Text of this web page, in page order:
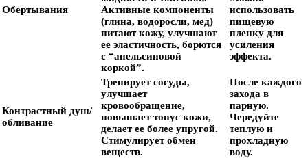
Обертывания
Активные компоненты
(глина, водоросли, мед)
питают кожу, улучшают
ее эластичность, борются
с “апельсиновой
коркой”.
использовать
пищевую
пленку для
усиления
эффекта.
Контрастный душ/
обливание
Тренирует сосуды,
улучшает
кровообращение,
повышает тонус кожи,
делает ее более упругой.
Стимулирует обмен
веществ.
После каждого
захода в
парную.
Чередуйте
теплую и
прохладную
воду.